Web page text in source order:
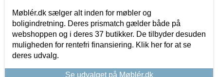
Møblér.dk sælger alt inden for møbler og
boligindretning. Deres prismatch gælder både på
webshoppen og i deres 37 butikker. De tilbyder desuden
muligheden for rentefri finansiering. Klik her for at se
deres udvalg.
Se udvalget på Møblér.dk